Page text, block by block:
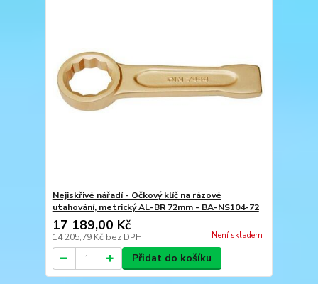
Nejiskřivé nářadí - Očkový klíč na rázové
utahování, metrický AL-BR 72mm - BA-NS104-72
17 189,00 Kč
14 205,79 Kč bez DPH Není skladem
Přidat do košíku